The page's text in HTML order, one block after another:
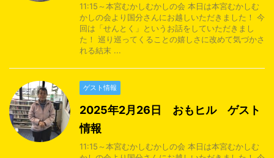
11:15～本宮むかしむかしの会 本日は本宮むかしむ
かしの会より国分さんにお越しいただきました！ 今
回は「せんとく」というお話をしていただきまし
た！ 巡り巡ってくることの嬉しさに改めて気づかさ
れる結末 ...
ゲスト情報
2025年2月26日 おもヒル ゲスト
情報
11:15～本宮むかしむかしの会 本日は本宮むかしむ